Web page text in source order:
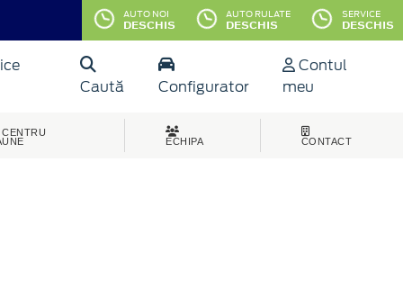
AUTO NOI
DESCHIS
AUTO RULATE
DESCHIS
SERVICE
DESCHIS
Caută Configurator
Contul
meu
CENTRU
ECHIPA CONTACT